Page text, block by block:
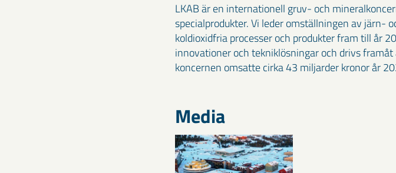
LKAB är en internationell gruv- och
specialprodukter. Vi leder omställningen av järn-
koldioxidfria processer och produkter fram till år
innovationer och tekniklösningar och drivs
koncernen omsatte cirka 43 miljarder kronor år
Media